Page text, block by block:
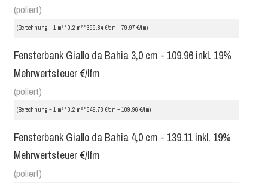
(poliert)
(Berechnung = 1 m2* 0.2 m2* 399.84 €/qm = 79.97 €/lfm)
Fensterbank Giallo da Bahia 3,0 cm - 109.96 inkl. 19%
Mehrwertsteuer €/lfm
(poliert)
(Berechnung = 1 m2* 0.2 m2* 549.78 €/qm = 109.96 €/lfm)
Fensterbank Giallo da Bahia 4,0 cm - 139.11 inkl. 19%
Mehrwertsteuer €/lfm
(poliert)